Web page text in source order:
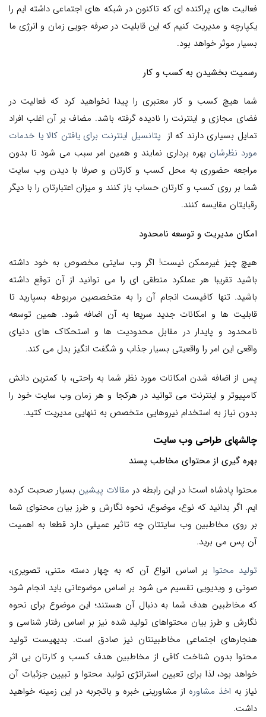
فعالیت های پراکنده ای که تاکنون در شبکه های اجتماعی داشته ایم را
یکپارچه و مدیریت کنیم که این قابلیت در صرفه جویی زمان و انرژی ما
بسیار موثر خواهد بود.
رسمیت بخشیدن به کسب و کار
شما هیچ کسب و کار معتبری را پیدا نخواهید کرد که فعالیت در
فضای مجازی و اینترنت را نادیده گرفته باشد. مضاف بر آن اغلب افراد
تمایل بسیاری دارند که از پتانسیل اینترنت برای یافتن کالا یا خدمات
مورد نظرشان بهره برداری نمایند و همین امر سبب می شود تا بدون
مراجعه حضوری به محل کسب و کارتان و صرفا با دیدن وب سایت
شما بر روی کسب و کارتان حساب باز کنند و میزان اعتبارتان را با دیگر
رقبایتان مقایسه کنند.
امکان مدیریت و توسعه نامحدود
هیچ چیز غیرممکن نیست! اگر وب سایتی مخصوص به خود داشته
باشید تقریبا هر عملکرد منطقی ای را می توانید از آن توقع داشته
باشید. تنها کافیست انجام آن را به متخصصین مربوطه بسپارید تا
قابلیت ها و امکانات جدید سریعا به آن اضافه شود. همین توسعه
نامحدود و پایدار در مقابل محدودیت ها و استحکاک های دنیای
واقعی این امر را واقعیتی بسیار جذاب و شگفت انگیز بدل می کند.
پس از اضافه شدن امکانات مورد نظر شما به راحتی، با کمترین دانش
کامپیوتر و اینترنت می توانید در هرکجا و هر زمان وب سایت خود را
بدون نیاز به استخدام نیروهایی متخصص به تنهایی مدیریت کتید.
چالشهای طراحی وب سایت
بهره گیری از محتوای مخاطب پسند
محتوا پادشاه است! در این رابطه در مقالات پیشین بسیار صحبت کرده
ایم. اگر بدانید که نوع، موضوع، نحوه نگارش و طرز بیان محتوای شما
بر روی مخاطبین وب سایتتان چه تاثیر عمیقی دارد قطعا به اهمیت
آن پس می برید.
تولید محتوا بر اساس انواع آن که به چهار دسته متنی، تصویری،
صوتی و ویدیویی تقسیم می شود بر اساس موضوعاتی باید انجام شود
که مخاطبین هدف شما به دنبال آن هستند؛ این موضوع برای نحوه
نگارش و طرز بیان محتواهای تولید شده نیز بر اساس رفتار شناسی و
هنجارهای اجتماعی مخاطبینتان نیز صادق است. بدیهیست تولید
محتوا بدون شناخت کافی از مخاطبین هدف کسب و کارتان بی اثر
خواهد بود، لذا برای تعیین استراتژی تولید محتوا و تبیین جزئیات آن
نیاز به اخذ مشاوره از مشاورینی خبره و باتجربه در این زمینه خواهید
داشت.